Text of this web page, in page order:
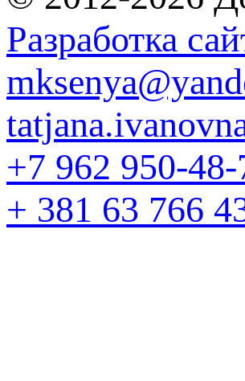
Разработка
+7 962 950-48-
+ 381 63 766